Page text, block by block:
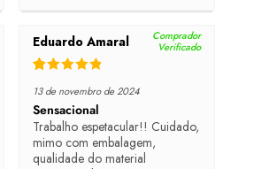
Eduardo Amaral
Comprador
Verificado
13 de novembro de 2024
Sensacional
Trabalho espetacular!! Cuidado,
mimo com embalagem,
qualidade do material